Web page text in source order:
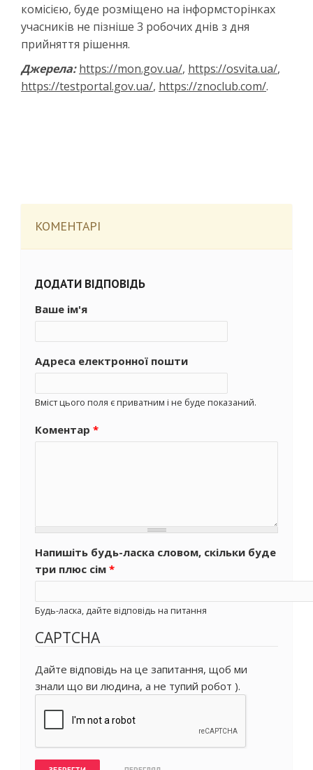
комісією, буде розміщено на інформсторінках
учасників не пізніше 3 робочих днів з дня
прийняття рішення.
Джерела: https://mon.gov.ua/, https://osvita.ua/,
https://testportal.gov.ua/, https://znoclub.com/.
КОМЕНТАРІ
ДОДАТИ ВІДПОВІДЬ
Ваше ім'я
Адреса електронної пошти
Вміст цього поля є приватним і не буде показаний.
Коментар *
Напишіть будь-ласка словом, скільки буде
три плюс сім *
Будь-ласка, дайте відповідь на питання
CAPTCHA
Дайте відповідь на це запитання, щоб ми
знали що ви людина, а не тупий робот ).